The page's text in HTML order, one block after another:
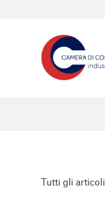
Tutti gli articoli